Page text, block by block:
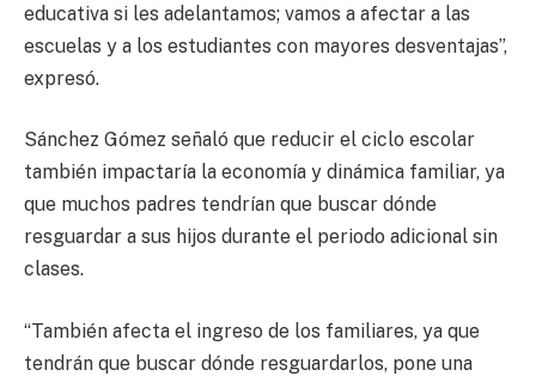
educativa si les adelantamos; vamos a afectar a las
escuelas y a los estudiantes con mayores desventajas”,
expresó.
Sánchez Gómez señaló que reducir el ciclo escolar
también impactaría la economía y dinámica familiar, ya
que muchos padres tendrían que buscar dónde
resguardar a sus hijos durante el periodo adicional sin
clases.
“También afecta el ingreso de los familiares, ya que
tendrán que buscar dónde resguardarlos, pone una